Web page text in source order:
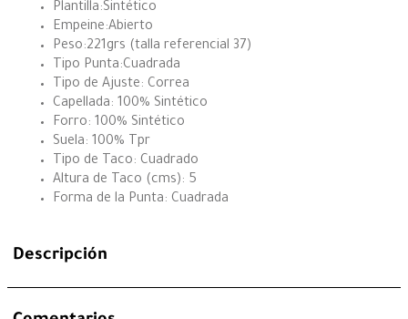
Plantilla:Sintético
Empeine:Abierto
Peso:221grs (talla referencial 37)
Tipo Punta:Cuadrada
Tipo de Ajuste: Correa
Capellada: 100% Sintético
Forro: 100% Sintético
Suela: 100% Tpr
Tipo de Taco: Cuadrado
Altura de Taco (cms): 5
Forma de la Punta: Cuadrada
Descripción